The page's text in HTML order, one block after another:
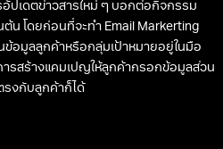
ปเดตข่าวสารใหม่ ๆ บอกต่อกิจกรรม
ต้น โดยก่อนที่จะทำ Email Markerting
อมูลลูกค้าหรือกลุ่มเป้าหมายอยู่ในมือ
ารสร้างแคมเปญให้ลูกค้ากรอกข้อมูลส่วน
รงกับลูกค้าก็ได้